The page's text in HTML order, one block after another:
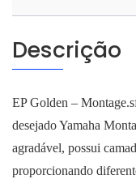
Descrição
EP Golden –
desejado Yamaha
agradável, possui
proporcionando